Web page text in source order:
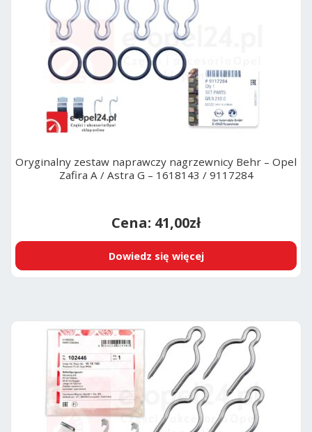
Oryginalny zestaw naprawczy nagrzewnicy Behr – Opel
Zafira A / Astra G – 1618143 / 9117284
41,00zł
Dowiedz się więcej